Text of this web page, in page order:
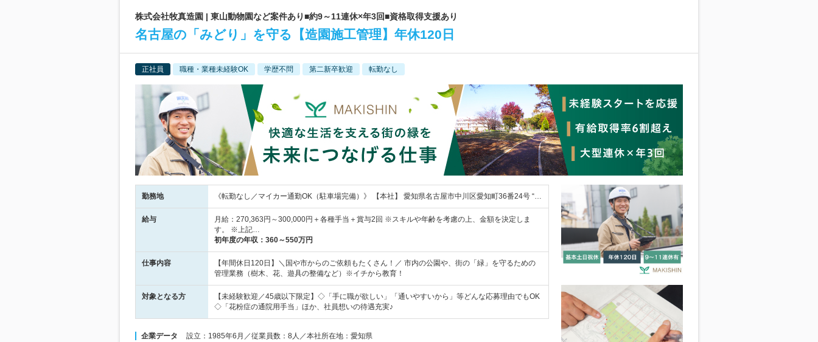
株式会社牧真造園 | 東山動物園など案件あり■約9～11連休×年3回■資格取得支援あり
名古屋の「みどり」を守る【造園施工管理】年休120日
正社員 職種・業種未経験OK 学歴不問 第二新卒歓迎 転勤なし
勤務地 《転勤なし／マイカー通勤OK（駐車場完備）》 【本社】 愛知県名古屋市中川区愛知町36番24号 “…
給与
月給：270,363円～300,000円＋各種手当＋賞与2回 ※スキルや年齢を考慮の上、金額を決定しま
す。 ※上記…
初年度の年収： 360～550万円
仕事内容
【年間休日120日】＼国や市からのご依頼もたくさん！／ 市内の公園や、街の「緑」を守るための
管理業務（樹木、花、遊具の整備など）※イチから教育！
対象となる方
【未経験歓迎／45歳以下限定】◇「手に職が欲しい」「通いやすいから」等どんな応募理由でもOK
◇「花粉症の通院用手当」ほか、社員想いの待遇充実♪
企業データ 設立：1985年6月／従業員数：8人／本社所在地：愛知県